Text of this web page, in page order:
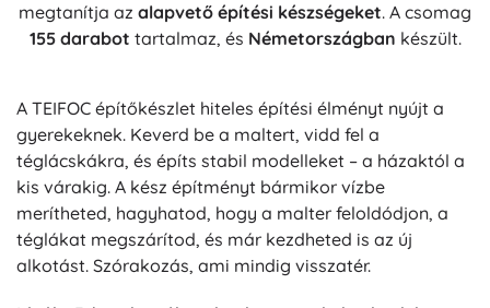
megtanítja az alapvető építési készségeket. A csomag
155 darabot tartalmaz, és Németországban készült.
A TEIFOC építőkészlet hiteles építési élményt nyújt a
gyerekeknek. Keverd be a maltert, vidd fel a
téglácskákra, és építs stabil modelleket – a házaktól a
kis várakig. A kész építményt bármikor vízbe
merítheted, hagyhatod, hogy a malter feloldódjon, a
téglákat megszárítod, és már kezdheted is az új
alkotást. Szórakozás, ami mindig visszatér.